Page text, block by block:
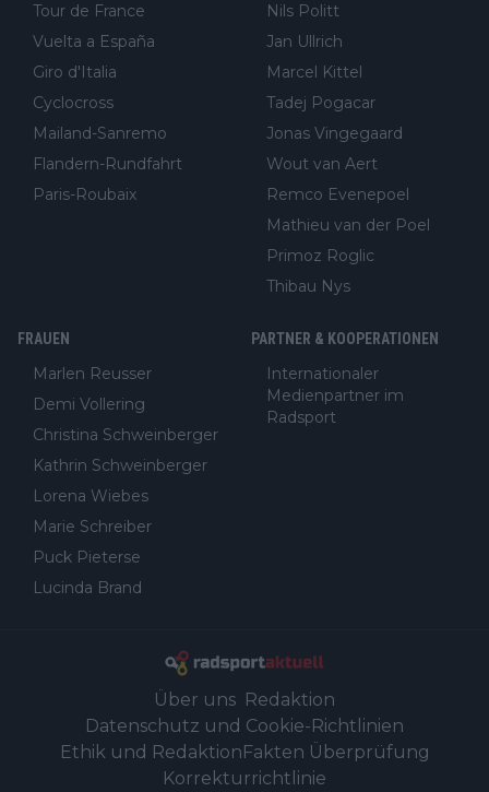
Tour de France
Vuelta a España
Giro d'Italia
Cyclocross
Mailand-Sanremo
Flandern-Rundfahrt
Paris-Roubaix
Nils Politt
Jan Ullrich
Marcel Kittel
Tadej Pogacar
Jonas Vingegaard
Wout van Aert
Remco Evenepoel
Mathieu van der Poel
Primoz Roglic
Thibau Nys
FRAUEN
Marlen Reusser
Demi Vollering
Christina Schweinberger
Kathrin Schweinberger
Lorena Wiebes
Marie Schreiber
Puck Pieterse
Lucinda Brand
PARTNER & KOOPERATIONEN
Internationaler
Medienpartner im
Radsport
Über uns Redaktion
Datenschutz und Cookie-Richtlinien
Ethik und RedaktionFakten Überprüfung
Korrekturrichtlinie